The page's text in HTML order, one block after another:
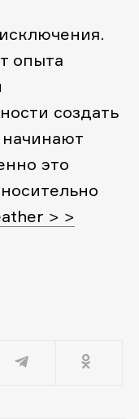
.
опыта
создать
начинают
это
> >